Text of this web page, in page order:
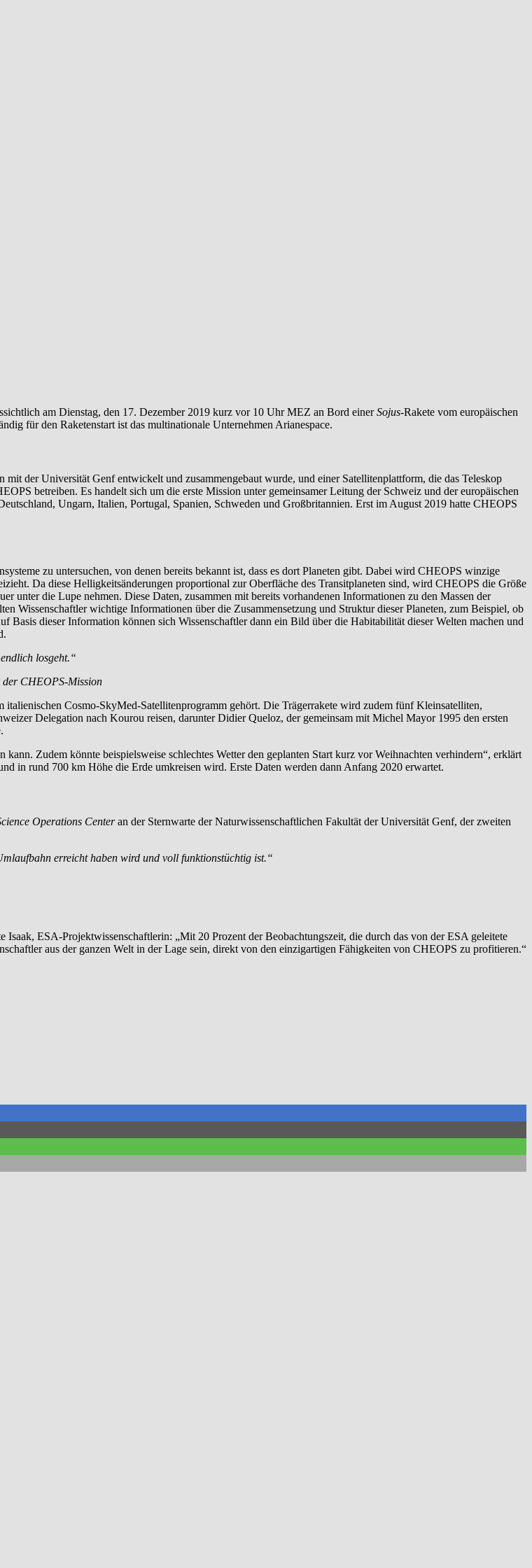
am Dienstag, den 17. Dezember 2019 kurz vor 10 Uhr MEZ an Bord einerSojus-Rakete vom europäischen
für den Raketenstart ist das multinationale Unternehmen Arianespace.
der Universität Genf entwickelt und zusammengebaut wurde, und einer Satellitenplattform, die das Teleskop
betreiben. Es handelt sich um die erste Mission unter gemeinsamer Leitung der Schweiz und der europäischen
Ungarn, Italien, Portugal, Spanien, Schweden und Großbritannien. Erst im August 2019 hatte CHEOPS
zu untersuchen, von denen bereits bekannt ist, dass es dort Planeten gibt. Dabei wird CHEOPS winzige
Da diese Helligkeitsänderungen proportional zur Oberfläche des Transitplaneten sind, wird CHEOPS die Größe
unter die Lupe nehmen. Diese Daten, zusammen mit bereits vorhandenen Informationen zu den Massen der
Wissenschaftler wichtige Informationen über die Zusammensetzung und Struktur dieser Planeten, zum Beispiel, ob
Basis dieser Information können sich Wissenschaftler dann ein Bild über die Habitabilität dieser Welten machen und
losgeht.“
CHEOPS-Mission
Cosmo-SkyMed-Satellitenprogramm gehört. Die Trägerrakete wird zudem fünf Kleinsatelliten,
Delegation nach Kourou reisen, darunter Didier Queloz, der gemeinsam mit Michel Mayor 1995 den ersten
Zudem könnte beispielsweise schlechtes Wetter den geplanten Start kurz vor Weihnachten verhindern“, erklärt
in rund 700 km Höhe die Erde umkreisen wird. Erste Daten werden dann Anfang 2020 erwartet.
Operations Centeran der Sternwarte der Naturwissenschaftlichen Fakultät der Universität Genf, der zweiten
erreicht haben wird und voll funktionstüchtig ist.“
ESA-Projektwissenschaftlerin: „Mit 20 Prozent der Beobachtungszeit, die durch das von der ESA geleitete
aus der ganzen Welt in der Lage sein, direkt von den einzigartigen Fähigkeiten von CHEOPS zu profitieren.“